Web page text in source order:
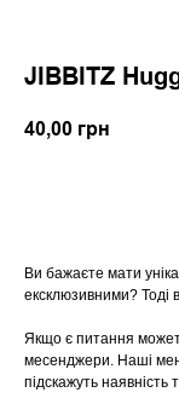
JIBBITZ
40,00 грн
Ви бажаєте мати
ексклюзивними? Тоді
Якщо є питання
месенджери. Наші
підскажуть наявність